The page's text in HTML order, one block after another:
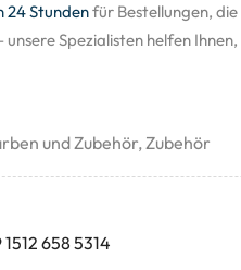
24 Stundenfür Bestellungen,
unsere Spezialisten helfen
und Zubehör,Zubehör
658 5314